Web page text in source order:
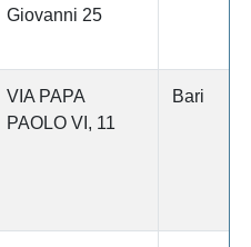
Giovanni 25
VIA PAPA
PAOLO VI, 11
Bari